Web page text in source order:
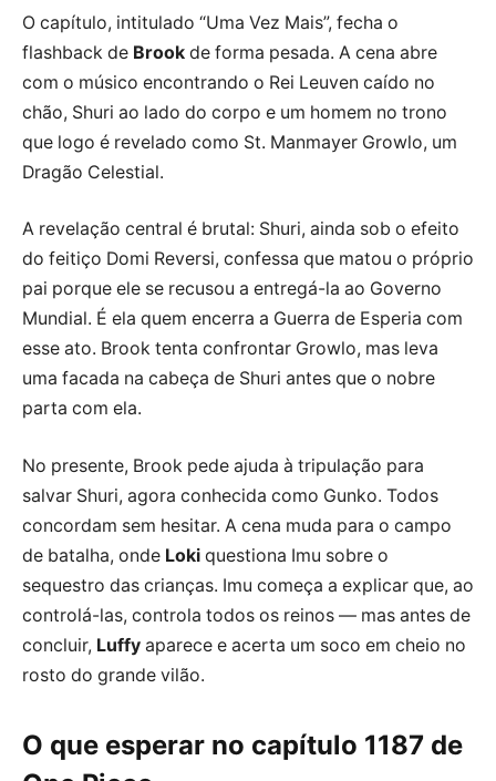
O capítulo, intitulado “Uma Vez Mais”, fecha o
flashback de Brook de forma pesada. A cena abre
com o músico encontrando o Rei Leuven caído no
chão, Shuri ao lado do corpo e um homem no trono
que logo é revelado como St. Manmayer Growlo, um
Dragão Celestial.
A revelação central é brutal: Shuri, ainda sob o efeito
do feitiço Domi Reversi, confessa que matou o próprio
pai porque ele se recusou a entregá-la ao Governo
Mundial. É ela quem encerra a Guerra de Esperia com
esse ato. Brook tenta confrontar Growlo, mas leva
uma facada na cabeça de Shuri antes que o nobre
parta com ela.
No presente, Brook pede ajuda à tripulação para
salvar Shuri, agora conhecida como Gunko. Todos
concordam sem hesitar. A cena muda para o campo
de batalha, onde Loki questiona Imu sobre o
sequestro das crianças. Imu começa a explicar que, ao
controlá-las, controla todos os reinos — mas antes de
concluir, Luffy aparece e acerta um soco em cheio no
rosto do grande vilão.
O que esperar no capítulo 1187 de